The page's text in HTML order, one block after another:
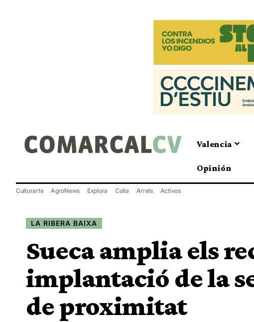
Valencia
Opinión
Culturarte AgroNews Explora Colla Arrels Activos
LA RIBERA BAIXA
Sueca amplia els
implantació de la
de proximitat